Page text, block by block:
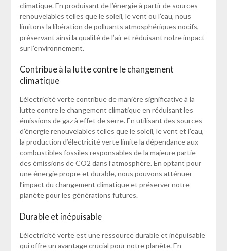
climatique. En produisant de l’énergie à partir de sources
renouvelables telles que le soleil, le vent ou l’eau, nous
limitons la libération de polluants atmosphériques nocifs,
préservant ainsi la qualité de l’air et réduisant notre impact
sur l’environnement.
Contribue à la lutte contre le changement
climatique
L’électricité verte contribue de manière significative à la
lutte contre le changement climatique en réduisant les
émissions de gaz à effet de serre. En utilisant des sources
d’énergie renouvelables telles que le soleil, le vent et l’eau,
la production d’électricité verte limite la dépendance aux
combustibles fossiles responsables de la majeure partie
des émissions de CO2 dans l’atmosphère. En optant pour
une énergie propre et durable, nous pouvons atténuer
l’impact du changement climatique et préserver notre
planète pour les générations futures.
Durable et inépuisable
L’électricité verte est une ressource durable et inépuisable
qui offre un avantage crucial pour notre planète. En